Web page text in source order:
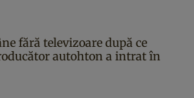
fără televizoare după ce
autohton a intrat în